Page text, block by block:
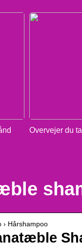
Overvejer du
› Hårshampoo